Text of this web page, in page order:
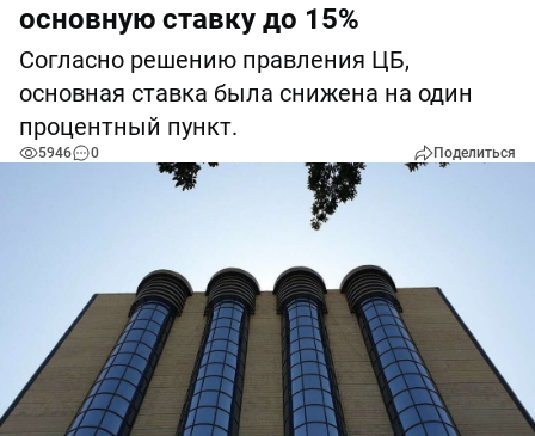
основную ставку до 15%
Согласно решению правления ЦБ,
основная ставка была снижена на один
процентный пункт.
5946 0 Поделиться